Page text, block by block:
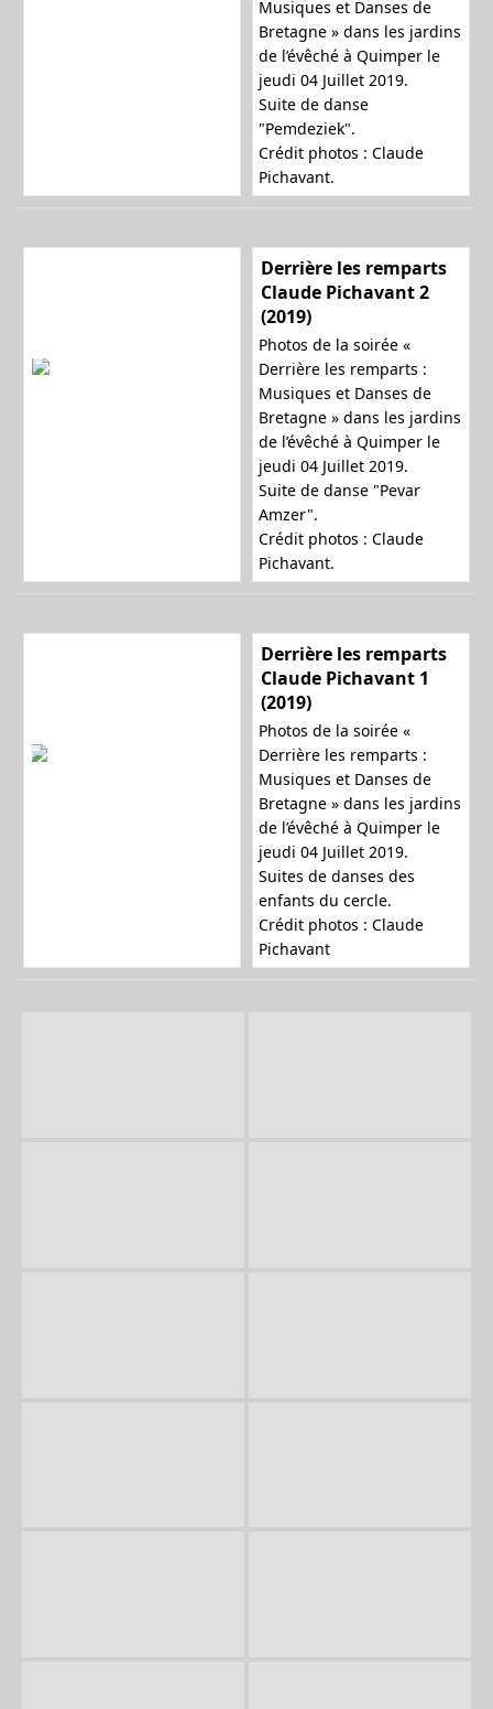
Musiques et Danses de
Bretagne » dans les jardins
de l’évêché à Quimper le
jeudi 04 Juillet 2019.
Suite de danse
"Pemdeziek".
Crédit photos : Claude
Pichavant.
Derrière les remparts
Claude Pichavant 2
(2019)
Photos de la soirée «
Derrière les remparts :
Musiques et Danses de
Bretagne » dans les jardins
de l’évêché à Quimper le
jeudi 04 Juillet 2019.
Suite de danse "Pevar
Amzer".
Crédit photos : Claude
Pichavant.
Derrière les remparts
Claude Pichavant 1
(2019)
Photos de la soirée «
Derrière les remparts :
Musiques et Danses de
Bretagne » dans les jardins
de l’évêché à Quimper le
jeudi 04 Juillet 2019.
Suites de danses des
enfants du cercle.
Crédit photos : Claude
Pichavant